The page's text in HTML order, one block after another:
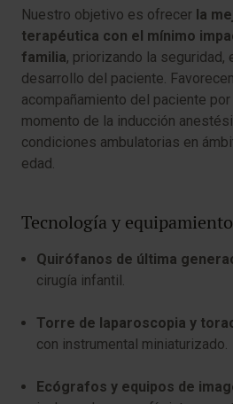
Nuestro objetivo es ofrecer la
terapéutica con el mínimo
familia, priorizando la seguridad,
desarrollo del paciente.
acompañamiento del paciente
momento de la inducción
condiciones ambulatorias en
edad.
Tecnología y
Quirófanos de última
cirugía infantil.
Torre de laparoscopia y
con instrumental miniaturizado.
Ecógrafos y equipos de